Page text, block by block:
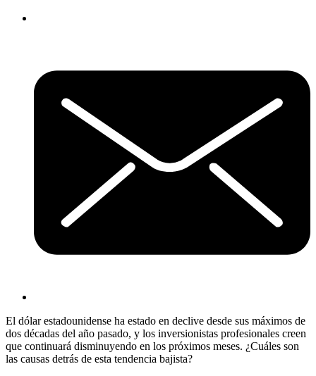
El dólar estadounidense ha estado en declive desde sus máximos de
dos décadas del año pasado, y los inversionistas profesionales creen
que continuará disminuyendo en los próximos meses. ¿Cuáles son
las causas detrás de esta tendencia bajista?